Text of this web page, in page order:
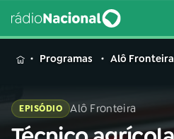
MENU
Buscar
Programas Alô Fronteira
EPISÓDIO Alô Fronteira